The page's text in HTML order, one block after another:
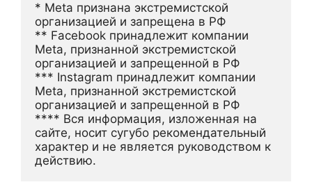
* Meta признана экстремистской
организацией и запрещена в РФ
** Facebook принадлежит компании
Meta, признанной экстремистской
организацией и запрещенной в РФ
*** Instagram принадлежит компании
Meta, признанной экстремистской
организацией и запрещенной в РФ
**** Вся информация, изложенная на
сайте, носит сугубо рекомендательный
характер и не является руководством к
действию.